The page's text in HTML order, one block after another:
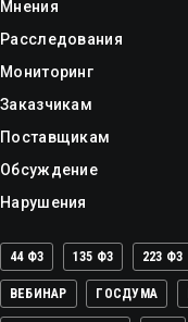
Мнения
Расследования
Мониторинг
Заказчикам
Поставщикам
Обсуждение
Нарушения
44 ФЗ 135 ФЗ 223 ФЗ
ВЕБИНАР ГОСДУМА